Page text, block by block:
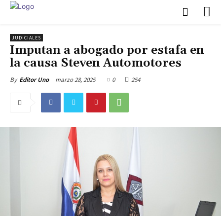
JUDICIALES
Imputan a abogado por estafa en
la causa Steven Automotores
By Editor Uno marzo 28, 2025 0 254